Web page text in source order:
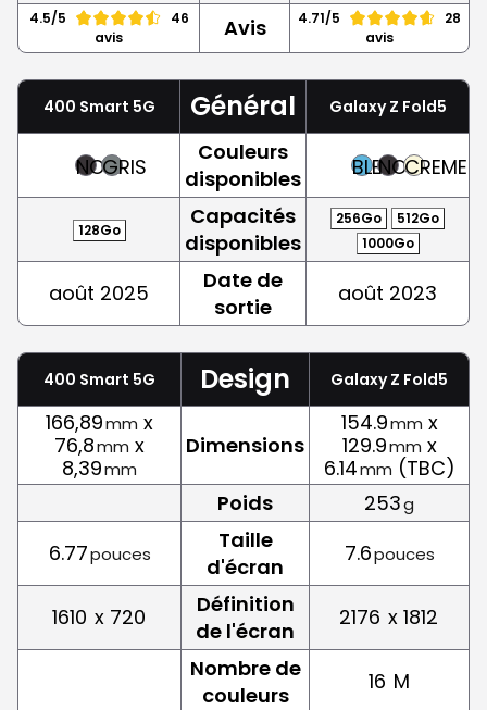
4.5/5
46
avis
Avis 4.71/5
28
avis
400 Smart 5G Général Galaxy Z Fold5
NOIRGRIS
Couleurs
disponibles
BLEUNOIRCREME
128Go
Capacités
disponibles
256Go
512Go
1000Go
août 2025
Date de
sortie
août 2023
400 Smart 5G Design Galaxy Z Fold5
166,89mm x
76,8mm x
8,39mm
Dimensions
154.9mm x
129.9mm x
6.14mm (TBC)
Poids
253g
6.77pouces
Taille
d'écran
7.6pouces
1610 x 720
Définition
de l'écran
2176 x 1812
Nombre de
couleurs
16 M